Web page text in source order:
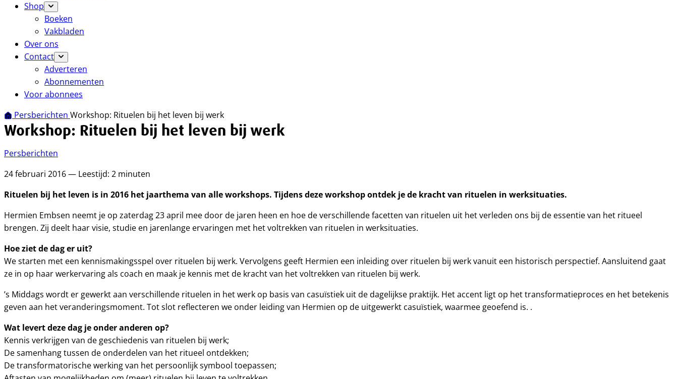
Shop
Boeken
Vakbladen
Over ons
Contact
Adverteren
Abonnementen
Voor abonnees
Persberichten Workshop: Rituelen bij het leven bij werk
Workshop: Rituelen bij het leven bij werk
Persberichten
24 februari 2016 — Leestijd: 2 minuten
Rituelen bij het leven is in 2016 het jaarthema van alle workshops. Tijdens deze workshop ontdek je de kracht van rituelen in werksituaties.
Hermien Embsen neemt je op zaterdag 23 april mee door de jaren heen en hoe de verschillende facetten van rituelen uit het verleden ons bij de essentie van het ritueel
brengen. Zij deelt haar visie, studie en jarenlange ervaringen met het voltrekken van rituelen in werksituaties.
Hoe ziet de dag er uit?
We starten met een kennismakingsspel over rituelen bij werk. Vervolgens geeft Hermien een inleiding over rituelen bij werk vanuit een historisch perspectief. Aansluitend gaat
ze in op haar werkervaring als coach en maak je kennis met de kracht van het voltrekken van rituelen bij werk.
’s Middags wordt er gewerkt aan verschillende rituelen in het werk op basis van casuïstiek uit de dagelijkse praktijk. Het accent ligt op het transformatieproces en het betekenis
geven aan het veranderingsmoment. Tot slot reflecteren we onder leiding van Hermien op de uitgewerkt casuïstiek, waarmee geoefend is. .
Wat levert deze dag je onder anderen op?
Kennis verkrijgen van de geschiedenis van rituelen bij werk;
De samenhang tussen de onderdelen van het ritueel ontdekken;
De transformatorische werking van het persoonlijk symbool toepassen;